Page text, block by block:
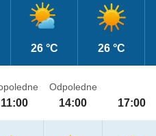
26 °C 26 °C
11:00
Odpoledne
14:00 17:00